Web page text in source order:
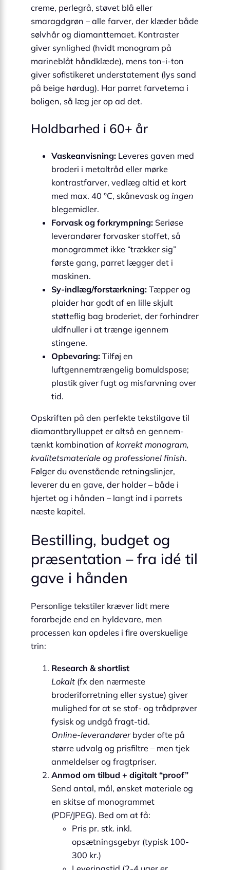
creme, perlegrå, støvet blå eller
smaragdgrøn – alle farver, der klæder både
sølvhår og diamanttemaet. Kontraster
giver synlighed (hvidt monogram på
marineblåt håndklæde), mens ton-i-ton
giver sofistikeret under­statement (lys sand
på beige hørdug). Har parret farvetema i
boligen, så læg jer op ad det.
Holdbarhed i 60+ år
Vaskeanvisning: Leveres gaven med
broderi i metaltråd eller mørke
kontrastfarver, vedlæg altid et kort
med max. 40 °C, skånevask og ingen
blegemidler.
Forvask og forkrympning: Seriøse
leverandører forvasker stoffet, så
monogrammet ikke “trækker sig”
første gang, parret lægger det i
maskinen.
Sy-indlæg/forstærkning: Tæpper og
plaider har godt af en lille skjult
støtte­flig bag broderiet, der forhindrer
uldfnuller i at trænge igennem
stingene.
Opbevaring: Tilføj en
luftgennemtrængelig bomuldspose;
plastik giver fugt og misfarvning over
tid.
Opskriften på den perfekte tekstilgave til
diamantbrylluppet er altså en gennem­
tænkt kombination af korrekt monogram,
kvalitetsmateriale og professionel finish.
Følger du ovenstående retningslinjer,
leverer du en gave, der holder – både i
hjertet og i hånden – langt ind i parrets
næste kapitel.
Bestilling, budget og
præsentation – fra idé til
gave i hånden
Personlige tekstiler kræver lidt mere
forarbejde end en hyldevare, men
processen kan opdeles i fire overskuelige
trin:
Research & shortlist
Lokalt (fx den nærmeste
broderiforretning eller systue) giver
mulighed for at se stof- og trådprøver
fysisk og undgå fragt-tid.
Online-leverandørerbyder ofte på
større udvalg og pris­filtre – men tjek
anmeldelser og fragtpriser.
Anmod om tilbud + digitalt “proof”
Send antal, mål, ønsket materiale og
en skitse af monogrammet
(PDF/JPEG). Bed om at få:
Pris pr. stk. inkl.
opsætningsgebyr (typisk 100-
300 kr.)